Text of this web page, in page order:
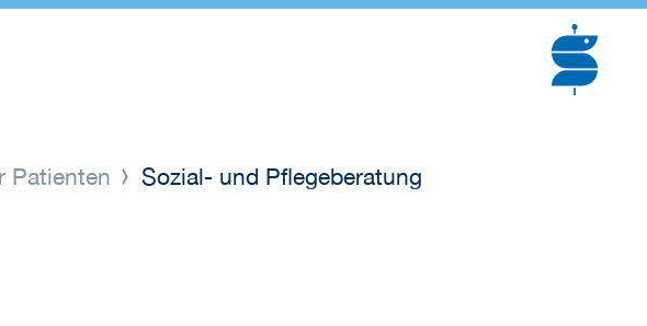
Patienten Sozial- und Pflegeberatung